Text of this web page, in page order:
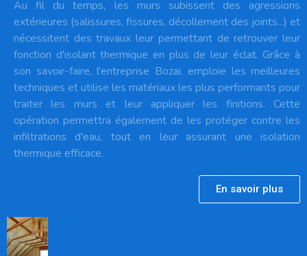
Au fil du temps, les murs subissent des agressions
extérieures (salissures, fissures, décollement des joints...) et
nécessitent des travaux leur permettant de retrouver leur
fonction d'isolant thermique en plus de leur éclat. Grâce à
son savoir-faire, l'entreprise Bozai, emploie les meilleures
techniques et utilise les matériaux les plus performants pour
traiter les murs et leur appliquer les finitions. Cette
opération permettra également de les protéger contre les
infiltrations d'eau, tout en leur assurant une isolation
thermique efficace.
En savoir plus